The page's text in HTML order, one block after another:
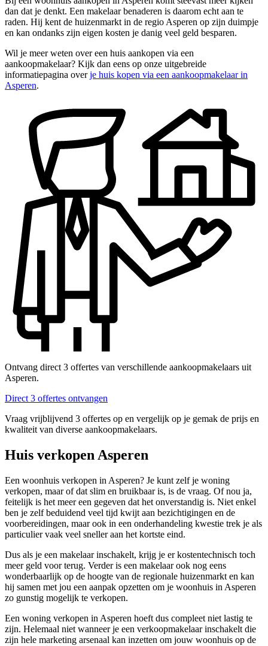
dan dat je denkt. Een makelaar benaderen is daarom echt aan te
raden. Hij kent de huizenmarkt in de regio Asperen op zijn duimpje
en kan ondanks zijn eigen kosten je danig veel geld besparen.
Wil je meer weten over een huis aankopen via een
aankoopmakelaar? Kijk dan eens op onze uitgebreide
informatiepagina overje huis kopen via een aankoopmakelaar in
Asperen.
Ontvang direct 3 offertes van verschillende aankoopmakelaars uit
Asperen.
Direct 3 offertes ontvangen
Vraag vrijblijvend 3 offertes op en vergelijk op je gemak de prijs en
kwaliteit van diverse aankoopmakelaars.
Huis verkopen Asperen
Een woonhuis verkopen in Asperen? Je kunt zelf je woning
verkopen, maar of dat slim en bruikbaar is, is de vraag. Of nou ja,
feitelijk is het meer een gegeven dat het onverstandig is. Niet enkel
ben je zelf beduidend veel tijd kwijt aan bezichtigingen en de
voorbereidingen, maar ook in een onderhandeling kwestie trek je als
particulier vaak veel sneller aan het kortste eind.
Dus als je een makelaar inschakelt, krijg je er kostentechnisch toch
meer geld voor terug. Verder is een makelaar ook nog eens
wonderbaarlijk op de hoogte van de regionale huizenmarkt en kan
hij samen met jou een aanpak opzetten om je woonhuis in Asperen
zo gunstig mogelijk te verkopen.
Een woning verkopen in Asperen hoeft dus compleet niet lastig te
zijn. Helemaal niet wanneer je een verkoopmakelaar inschakelt die
zijn hele marketing arsenaal kan inzetten om jouw woonhuis op de